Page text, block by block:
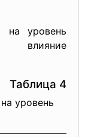
на уровень
влияние
Таблица 4
уровень